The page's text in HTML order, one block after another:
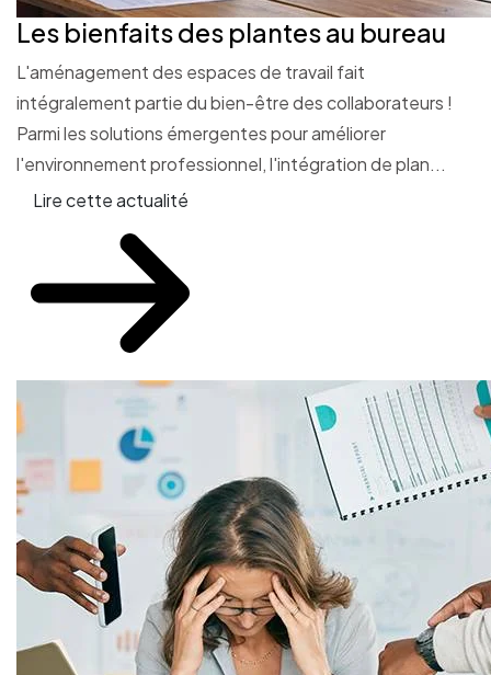
Les bienfaits des plantes au bureau
L'aménagement des espaces de travail fait
intégralement partie du bien-être des collaborateurs !
Parmi les solutions émergentes pour améliorer
l'environnement professionnel, l'intégration de plan...
Lire cette actualité